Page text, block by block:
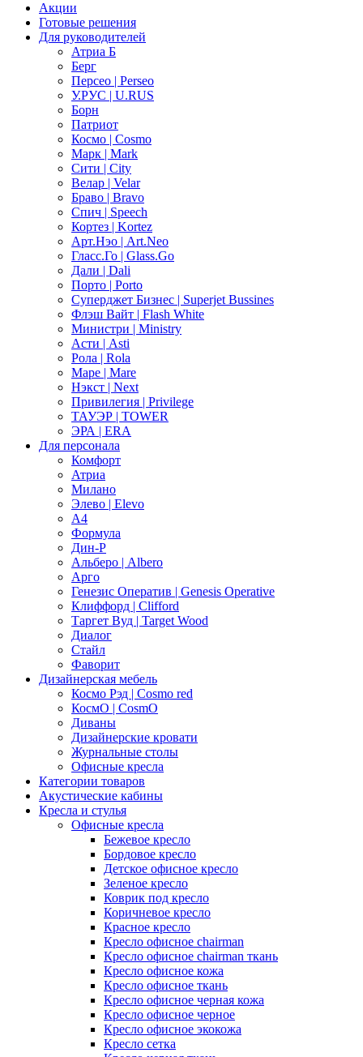
Акции
Готовые решения
Для руководителей
Атриа Б
Берг
Персео | Perseo
У.РУС | U.RUS
Борн
Патриот
Космо | Cosmo
Марк | Mark
Сити | City
Велар | Velar
Браво | Bravo
Спич | Speech
Кортез | Kortez
Арт.Нэо | Art.Neo
Гласс.Го | Glass.Go
Дали | Dali
Порто | Porto
Суперджет Бизнес | Superjet Bussines
Флэш Вайт | Flash White
Министри | Ministry
Асти | Asti
Рола | Rola
Маре | Mare
Нэкст | Next
Привилегия | Privilege
ТАУЭР | TOWER
ЭРА | ERA
Для персонала
Комфорт
Атриа
Милано
Элево | Elevo
А4
Формула
Дин-Р
Альберо | Albero
Арго
Генезис Оператив | Genesis Operative
Клиффорд | Clifford
Таргет Вуд | Target Wood
Диалог
Стайл
Фаворит
Дизайнерская мебель
Космо Рэд | Cosmo red
КосмО | CosmO
Диваны
Дизайнерские кровати
Журнальные столы
Офисные кресла
Категории товаров
Акустические кабины
Кресла и стулья
Офисные кресла
Бежевое кресло
Бордовое кресло
Детское офисное кресло
Зеленое кресло
Коврик под кресло
Коричневое кресло
Красное кресло
Кресло офисное chairman
Кресло офисное chairman ткань
Кресло офисное кожа
Кресло офисное ткань
Кресло офисное черная кожа
Кресло офисное черное
Кресло офисное экокожа
Кресло сетка